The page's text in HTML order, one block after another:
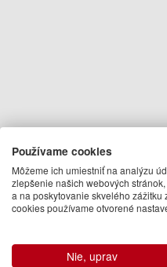
Používame cookies
Môžeme ich umiestniť na analýzu
zlepšenie našich webových
a na poskytovanie skvelého zážitku
cookies používame otvorené
Nie, uprav